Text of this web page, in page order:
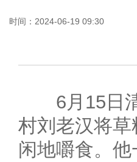
时间：2024-06-19 09:30
6月15日清
村刘老汉将
闲地嚼食。